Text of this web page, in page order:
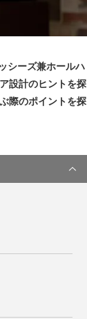
シーズ兼ホールハ
設計のヒントを探
際のポイントを探